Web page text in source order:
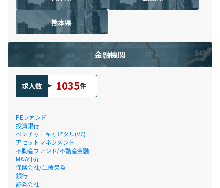
熊本県
金融機関
求人数 1035件
PEファンド
投資銀行
ベンチャーキャピタル(VC)
アセットマネジメント
不動産ファンド/不動産金融
M&A仲介
保険会社/生命保険
銀行
証券会社